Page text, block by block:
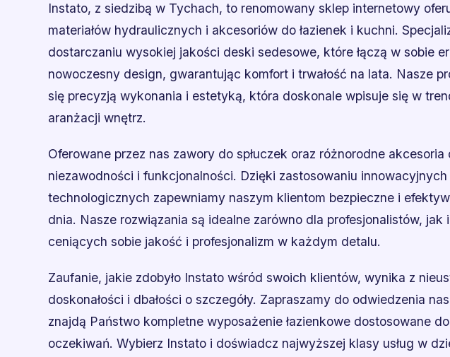
Instato, z siedzibą w Tychach, to renomowany sklep internetowy
materiałów hydraulicznych i akcesoriów do łazienek i kuchni.
dostarczaniu wysokiej jakości deski sedesowe, które łączą w sobie
nowoczesny design, gwarantując komfort i trwałość na lata. Nasze
się precyzją wykonania i estetyką, która doskonale wpisuje się w
aranżacji wnętrz.
Oferowane przez nas zawory do spłuczek oraz różnorodne
niezawodności i funkcjonalności. Dzięki zastosowaniu innowacyjnych
technologicznych zapewniamy naszym klientom bezpieczne i
dnia. Nasze rozwiązania są idealne zarówno dla profesjonalistów,
ceniących sobie jakość i profesjonalizm w każdym detalu.
Zaufanie, jakie zdobyło Instato wśród swoich klientów, wynika z
doskonałości i dbałości o szczegóły. Zapraszamy do odwiedzenia
znajdą Państwo kompletne wyposażenie łazienkowe dostosowane
oczekiwań. Wybierz Instato i doświadcz najwyższej klasy usług w